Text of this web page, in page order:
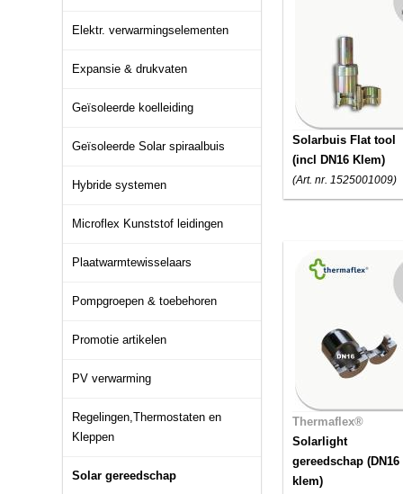
Elektr. verwarmingselementen
Expansie & drukvaten
Geïsoleerde koelleiding
Geïsoleerde Solar spiraalbuis
Hybride systemen
Microflex Kunststof leidingen
Plaatwarmtewisselaars
Pompgroepen & toebehoren
Promotie artikelen
PV verwarming
Regelingen,Thermostaten en
Kleppen
Solar gereedschap
Solarbuis Flat tool
(incl DN16 Klem)
(Art. nr. 1525001009)
Thermaflex®
Solarlight
gereedschap (DN16
klem)